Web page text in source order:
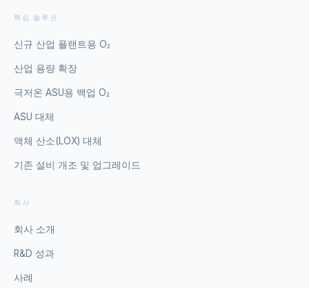
핵심 솔루션
신규 산업 플랜트용 O₂
산업 용량 확장
극저온 ASU용 백업 O₂
ASU 대체
액체 산소(LOX) 대체
기존 설비 개조 및 업그레이드
회사
회사 소개
R&D 성과
사례